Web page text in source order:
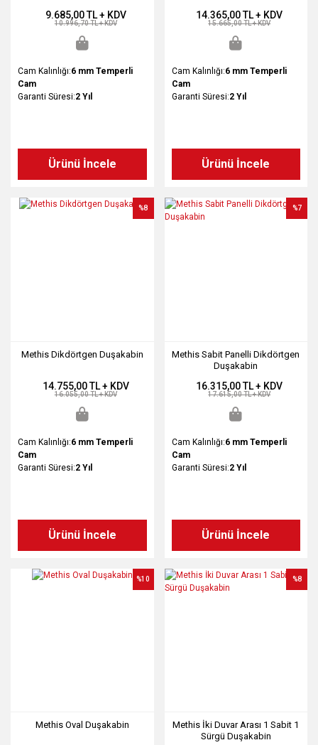
9.685,00 TL + KDV
10.996,70 TL + KDV
Cam Kalınlığı:6 mm Temperli
Cam
Garanti Süresi:2 Yıl
Ürünü İncele
14.365,00 TL + KDV
15.665,00 TL + KDV
Cam Kalınlığı:6 mm Temperli
Cam
Garanti Süresi:2 Yıl
Ürünü İncele
Methis Dikdörtgen Duşakabin
%8
14.755,00 TL + KDV
16.055,00 TL + KDV
Cam Kalınlığı:6 mm Temperli
Cam
Garanti Süresi:2 Yıl
Ürünü İncele
Methis Sabit Panelli Dikdörtgen
Duşakabin
%7
16.315,00 TL + KDV
17.615,00 TL + KDV
Cam Kalınlığı:6 mm Temperli
Cam
Garanti Süresi:2 Yıl
Ürünü İncele
Methis Oval Duşakabin
%10
Methis İki Duvar Arası 1 Sabit 1
Sürgü Duşakabin
%8